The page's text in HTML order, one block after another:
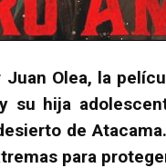
Juan Olea, la
su hija
de
para